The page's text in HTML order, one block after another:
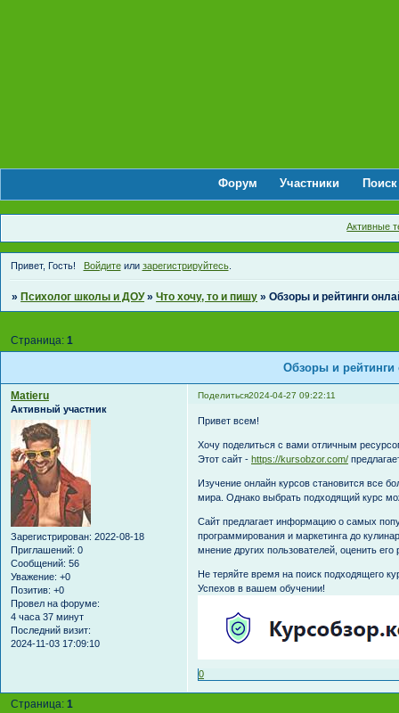
Форум Участники Поиск
Активные
Привет, Гость! Войдитеили зарегистрируйтесь.
»Психолог школы и ДОУ »Что хочу, то и пишу »Обзоры и рейтинги
Обзоры и рейтинги
Страница: 1
Поделиться2024-04-27 09:22:11
Matieru
Активный участник
Зарегистрирован: 2022-08-18
Приглашений: 0
Сообщений: 56
Уважение: +0
Позитив: +0
Провел на форуме:
4 часа 37 минут
Последний визит:
2024-11-03 17:09:10
Привет всем!
Хочу поделиться с вами отличным
Этот сайт - https://kursobzor.com/
Изучение онлайн курсов становится все
мира. Однако выбрать подходящий курс
Сайт предлагает информацию о самых
программирования и маркетинга до
мнение других пользователей, оценить
Не теряйте время на поиск подходящего
Успехов в вашем обучении!
0
Страница:1